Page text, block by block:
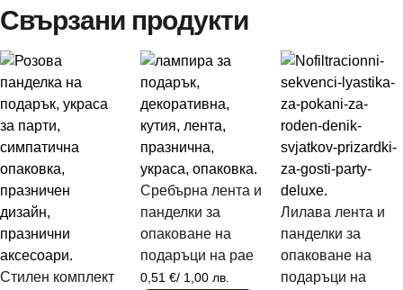
Свързани продукти
Стилен комплект
Сребърна лента и
панделки за
опаковане на
подаръци на рае
0,51 €/ 1,00 лв.
Лилава лента и
панделки за
опаковане на
подаръци на